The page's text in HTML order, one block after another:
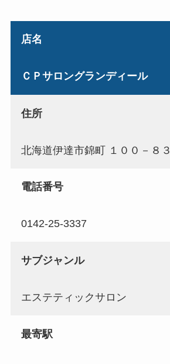
店名
ＣＰサロングランディール
住所
北海道伊達市錦町 １００－８３
電話番号
0142-25-3337
サブジャンル
エステティックサロン
最寄駅